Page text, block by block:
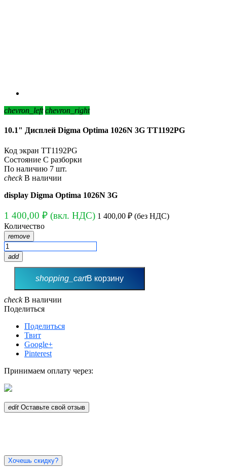
chevron_left chevron_right
10.1" Дисплей Digma Optima 1026N 3G TT1192PG
Код экран TT1192PG
Состояние С разборки
По наличию 7 шт.
checkВ наличии
display Digma Optima 1026N 3G
1 400,00 ₽ (вкл. НДС) 1 400,00 ₽ (без НДС)
Количество
remove
add
shopping_cartВ корзину
checkВ наличии
Поделиться
Поделиться
Твит
Google+
Pinterest
Принимаем оплату через:
edit Оставьте свой отзыв
Хочешь скидку?